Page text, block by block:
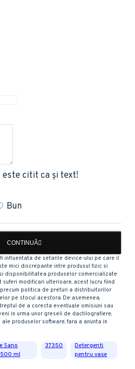
este citit ca şi text!
Bun
CONTINUĂ
influentata de setarile device-ului pe care il
mici discrepante intre produsul fizic si
disponibilitatea produselor comercializate
modificari ulterioare, acest lucru fiind
politica de preturi a distribuitorilor
pe stocul acestora. De asemenea,
de a corecta eventuale omisiuni sau
in urma unor greseli de dactilografiere,
produselor software, fara a anunta in
Sano
500 ml
37350
Detergenti
pentru vase